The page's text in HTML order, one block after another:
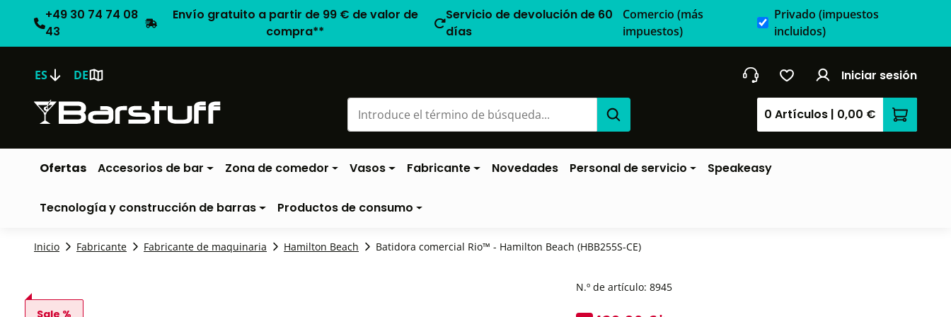
+49 30 74 74 08
43
Envío gratuito a partir de 99 € de valor de
compra**
Servicio de devolución de 60
días
Comercio (más
impuestos)
Privado (impuestos
incluidos)
ES DE Iniciar sesión
0 Artículos | 0,00 € El
Ofertas Accesorios de bar Zona de comedor Vasos Fabricante Novedades Personal de servicio Speakeasy
Tecnología y construcción de barras Productos de consumo
Inicio Fabricante Fabricante de maquinaria Hamilton Beach Batidora comercial Rio™ - Hamilton Beach (HBB255S-CE)
Sale %
N.º de artículo: 8945